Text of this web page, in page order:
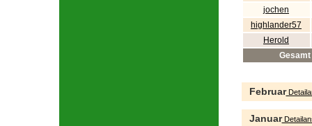
jochen
highlander57
Herold
Gesamt
Februar
Januar